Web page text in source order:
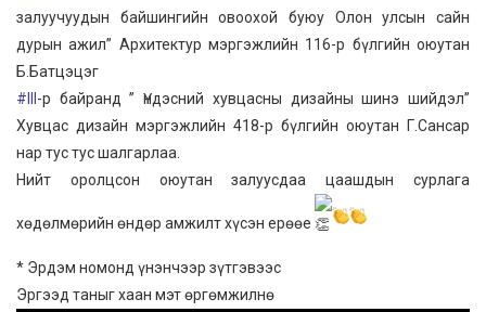
залуучуудын байшингийн овоохой буюу Олон улсын сайн
дурын ажил” Архитектур мэргэжлийн 116-р бүлгийн оюутан
Б.Батцэцэг
#III -р байранд ” Үндэсний хувцасны дизайны шинэ шийдэл”
Хувцас дизайн мэргэжлийн 418-р бүлгийн оюутан Г.Сансар
нар тус тус шалгарлаа.
Нийт оролцсон оюутан залуусдаа цаашдын сурлага
хөдөлмөрийн өндөр амжилт хүсэн ерөөе
* Эрдэм номонд үнэнчээр зүтгэвээс
Эргээд таныг хаан мэт өргөмжилнө